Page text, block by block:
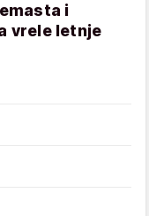
i
vrele letnje